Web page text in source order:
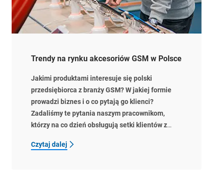
Trendy na rynku akcesoriów GSM w Polsce
Jakimi produktami interesuje się polski
przedsiębiorca z branży GSM? W jakiej formie
prowadzi biznes i o co pytają go klienci?
Zadaliśmy te pytania naszym pracownikom,
którzy na co dzień obsługują setki klientów z
artykułu z cyklu „Trendy w branży GSM w
Czytaj dalej